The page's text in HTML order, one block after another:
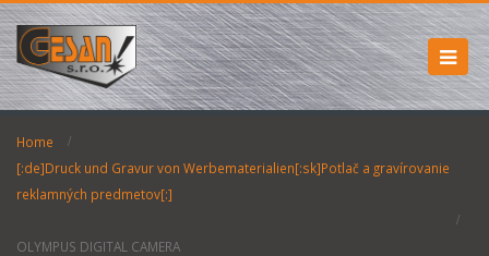
Home
[:de]Druck und Gravur von Werbematerialien[:sk]Potlač a gravírovanie
reklamných predmetov[:]
OLYMPUS DIGITAL CAMERA